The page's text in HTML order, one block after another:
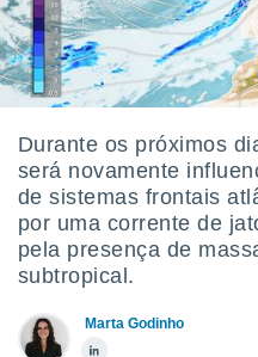
digital
recolhidas
permite-
a nossa
de alta
botão
ACEITAR
CONTINUAR
CONFIGURAÇÕES
Durante os próximos
será novamente
de sistemas frontais
por uma corrente de
pela presença de
subtropical.
Marta Godinho